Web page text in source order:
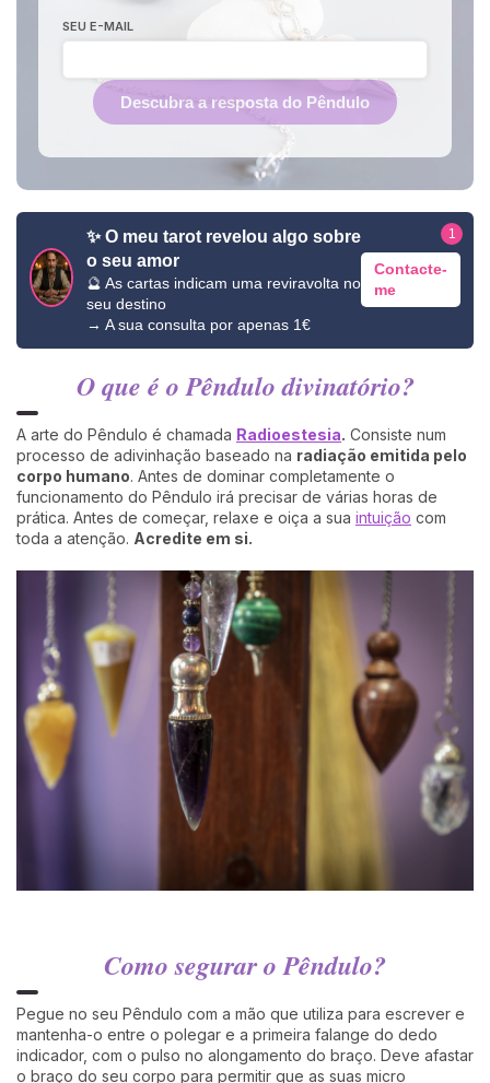
SEU E-MAIL
Descubra a resposta do Pêndulo
✨ O meu tarot revelou algo sobre
o seu amor
🔮 As cartas indicam uma reviravolta no
seu destino
→ A sua consulta por apenas 1€
Contacte-
me
1
O que é o Pêndulo divinatório?
A arte do Pêndulo é chamada Radioestesia. Consiste num
processo de adivinhação baseado na radiação emitida pelo
corpo humano. Antes de dominar completamente o
funcionamento do Pêndulo irá precisar de várias horas de
prática. Antes de começar, relaxe e oiça a sua intuição com
toda a atenção. Acredite em si.
Como segurar o Pêndulo?
Pegue no seu Pêndulo com a mão que utiliza para escrever e
mantenha-o entre o polegar e a primeira falange do dedo
indicador, com o pulso no alongamento do braço. Deve afastar
o braço do seu corpo para permitir que as suas micro